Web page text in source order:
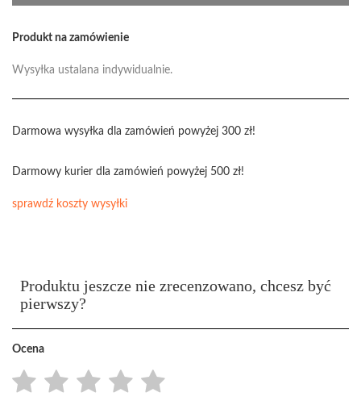
Produkt na zamówienie
Wysyłka ustalana indywidualnie.
Darmowa wysyłka dla zamówień powyżej 300 zł!
Darmowy kurier dla zamówień powyżej 500 zł!
sprawdź koszty wysyłki
Produktu jeszcze nie zrecenzowano, chcesz być
pierwszy?
Ocena